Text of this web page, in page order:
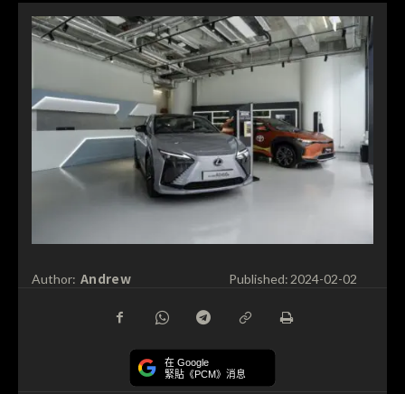
Author: Andrew Published:2024-02-02
在 Google
緊貼《PCM》消息